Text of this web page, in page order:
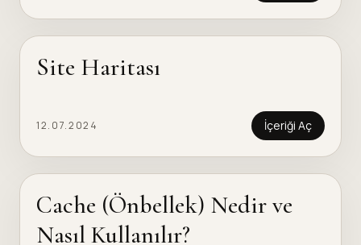
Site Haritası
12.07.2024 İçeriği Aç
Cache (Önbellek) Nedir ve
Nasıl Kullanılır?